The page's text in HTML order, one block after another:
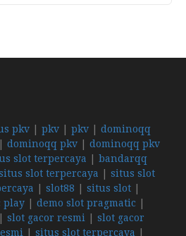
pkv pkv pkv
dominoqq
dominoqq pkv
dominoqq pkv
slot terpercaya
bandarqq
slot terpercaya
situs slot
slot88 situs slot
play demo slot pragmatic
slot gacor resmi
slot gacor
situs slot terpercaya